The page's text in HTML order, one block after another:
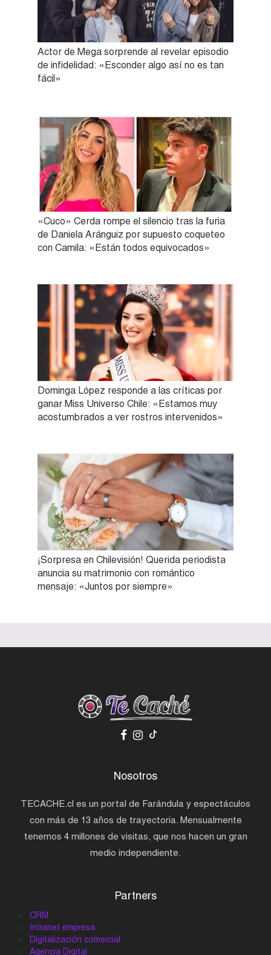
Actor de Mega sorprende al revelar episodio
de infidelidad: «Esconder algo así no es tan
fácil»
«Cuco» Cerda rompe el silencio tras la furia
de Daniela Aránguiz por supuesto coqueteo
con Camila: «Están todos equivocados»
Dominga López responde a las críticas por
ganar Miss Universo Chile: «Estamos muy
acostumbrados a ver rostros intervenidos»
¡Sorpresa en Chilevisión! Querida periodista
anuncia su matrimonio con romántico
mensaje: «Juntos por siempre»
Nosotros
TECACHE.cl es un portal de Farándula y espectáculos
con más de 13 años de trayectoria. Mensualmente
tenemos 4 millones de visitas, que nos hacen un gran
medio independiente.
Partners
CRM
Intranet empresa
Digitalización comercial
Agencia Digital